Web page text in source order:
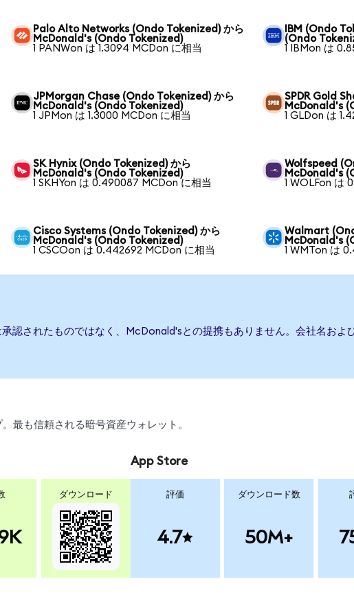
Palo Alto Networks (Ondo Tokenized) から
McDonald's (Ondo Tokenized)
1 PANWon は 1.3094 MCDon に相当
IBM (Ondo
(Ondo
1 IBMon は
JPMorgan Chase (Ondo Tokenized) から
McDonald's (Ondo Tokenized)
1 JPMon は 1.3000 MCDon に相当
SPDR Gold
McDonald's
1 GLDon は
SK Hynix (Ondo Tokenized) から
McDonald's (Ondo Tokenized)
1 SKHYon は 0.490087 MCDon に相当
Wolfspeed
McDonald's
1 WOLFon は
Cisco Systems (Ondo Tokenized) から
McDonald's (Ondo Tokenized)
1 CSCOon は 0.442692 MCDon に相当
Walmart
McDonald's
1 WMTon は
認されたものではなく、McDonald'sとの提携もありません。会社名およ
最も信頼される暗号資産ウォレット。
ダウンロード
App Store
評価
4.7
ダウンロード数
50M+